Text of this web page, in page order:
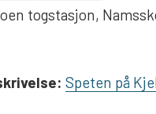
togstasjon,
Speten på